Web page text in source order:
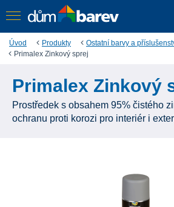
Úvod Produkty Ostatní barvy a
Primalex Zinkový sprej
Primalex Zinkový
Prostředek s obsahem 95% čistého
ochranu proti korozi pro interiér i